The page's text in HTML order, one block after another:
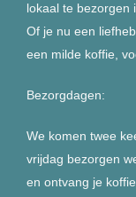
lokaal te bezorgen
Of je nu een
een milde koffie,
Bezorgdagen:
We komen twee
vrijdag bezorgen
en ontvang je